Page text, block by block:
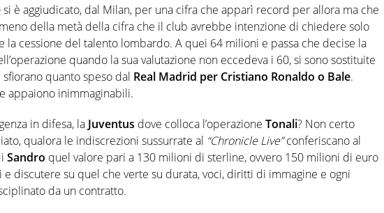
si è aggiudicato, dal Milan, per una cifra che apparì record per allora ma che
della metà della cifra che il club avrebbe intenzione di chiedere solo
la cessione del talento lombardo. A quei 64 milioni e passa che decise la
quando la sua valutazione non eccedeva i 60, si sono sostituite
quanto speso dal Real Madrid per Cristiano Ronaldo o Bale.
appaiono inimmaginabili.
in difesa, la Juventus dove colloca l’operazione Tonali? Non certo
qualora le indiscrezioni sussurrate al “Chronicle Live”conferiscano al
Sandro quel valore pari a 130 milioni di sterline, ovvero 150 milioni di euro
e discutere su quel che verte su durata, voci, diritti di immagine e ogni
da un contratto.